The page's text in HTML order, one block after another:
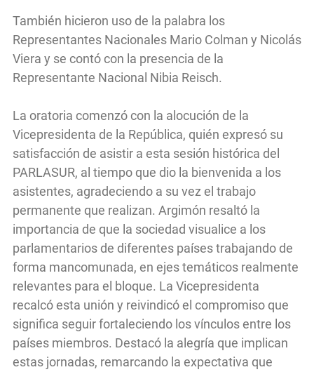
También hicieron uso de la palabra los
Representantes Nacionales Mario Colman y Nicolás
Viera y se contó con la presencia de la
Representante Nacional Nibia Reisch.
La oratoria comenzó con la alocución de la
Vicepresidenta de la República, quién expresó su
satisfacción de asistir a esta sesión histórica del
PARLASUR, al tiempo que dio la bienvenida a los
asistentes, agradeciendo a su vez el trabajo
permanente que realizan. Argimón resaltó la
importancia de que la sociedad visualice a los
parlamentarios de diferentes países trabajando de
forma mancomunada, en ejes temáticos realmente
relevantes para el bloque. La Vicepresidenta
recalcó esta unión y reivindicó el compromiso que
significa seguir fortaleciendo los vínculos entre los
países miembros. Destacó la alegría que implican
estas jornadas, remarcando la expectativa que